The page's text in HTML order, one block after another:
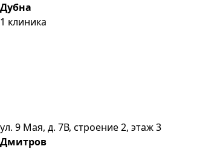
Дубна
1 клиника
ул. 9 Мая, д. 7В, строение 2, этаж 3
Дмитров